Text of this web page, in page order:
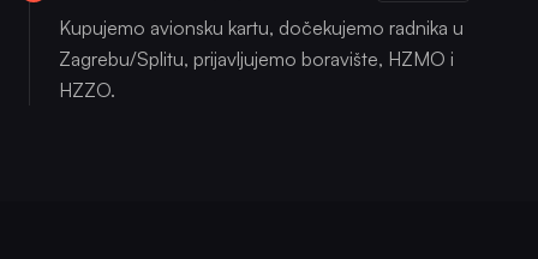
Kupujemo avionsku kartu, dočekujemo radnika u
Zagrebu/Splitu, prijavljujemo boravište, HZMO i
HZZO.